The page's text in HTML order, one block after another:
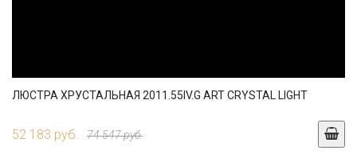
ЛЮСТРА ХРУСТАЛЬНАЯ 2011.55IV.G ART CRYSTAL LIGHT
52 183 руб. 74 547 руб.